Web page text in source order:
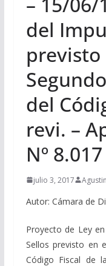
del
previsto
del
revi. –
Nº 8.017
julio 3, 2017
Autor: Cámara de
Proyecto de Ley
Sellos previsto en
Código Fiscal de